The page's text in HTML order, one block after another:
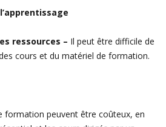
ressources – Il peut être difficile de
cours et du matériel de formation.
formation peuvent être coûteux, en